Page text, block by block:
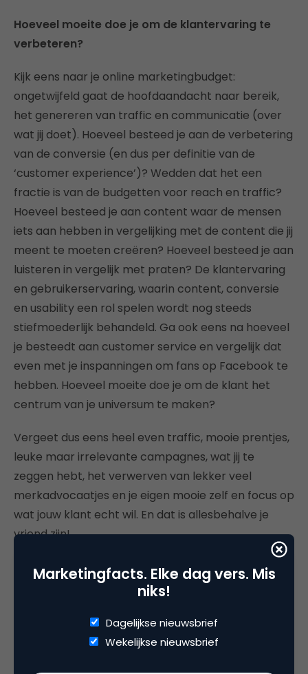
Hoeveel moeite doe je om de klantervaring te
verbeteren?
Kijk eens naar je online marketingbudget:
ongetwijfeld gaat de hoofdaandacht naar bereik,
het genereren van traffic en communicatie (over
wat jij doet). Hoeveel besteed je aan de verbetering
van de conversie (en dus per definitie van de
‘customer experience’)? Wedden dat het een
fractie is van de budgetten voor reach en traffic?
Hoeveel besteed je aan content waar de mensen
iets aan hebben in vergelijking met de content die jij
meent te moeten creëren? Hoeveel besteed je aan
luisteren in vergelijk met praten? De klantervaring
en gebruikerservaring, waarin content, conversie
en usability een rol spelen wordt nog steeds
stiefmoederlijk behandeld. Ga ook eens na hoeveel
je besteedt aan customer service en vergelijk dat
even met je inspanningen om fans op Facebook te
hebben. Hoeveel moeite doe je om de klant het
centrum van je universum te maken?
Vergeet dus eens heel even traffic, mooie prentjes,
leuke maar irrelevante campagnes, wat jij te
zeggen hebt, het verwerven van lekker veel
merkadvocaatjes en je eigen mooie zelf en focus op
wat jouw klant echt wil. En dat is allesbehalve je
vriend zijn!
Ik weet het: branding is belangrijk, de CEO wil zo
graag een kleurige site, je moet de ‘pipeline’ vullen
kwantitatieve in plaats van kwalitatieve data.
Marketingfacts. Elke dag vers. Mis
niks!
Dagelijkse nieuwsbrief
Wekelijkse nieuwsbrief